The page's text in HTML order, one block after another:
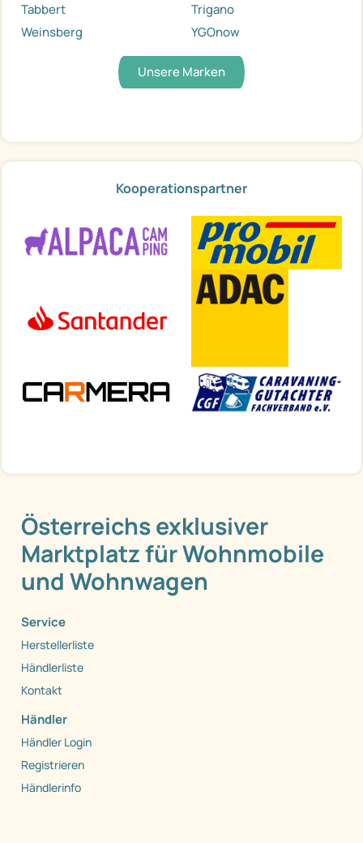
Tabbert
Trigano
Weinsberg
YGOnow
Unsere Marken
Kooperationspartner
Österreichs exklusiver
Marktplatz für Wohnmobile
und Wohnwagen
Service
Herstellerliste
Händlerliste
Kontakt
Händler
Händler Login
Registrieren
Händlerinfo